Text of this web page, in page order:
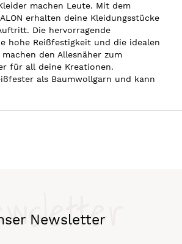
machen Leute. Mit dem
erhalten deine Kleidungsstücke
Die hervorragende
hohe Reißfestigkeit und die idealen
den Allesnäher zum
für all deine Kreationen.
als Baumwollgarn und kann
Newsletter